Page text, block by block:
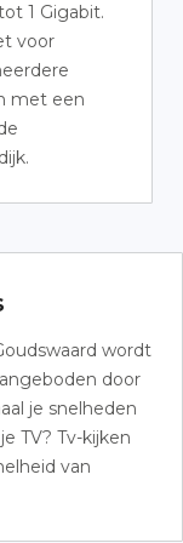
1 Gigabit.
voor
met een
wordt
door
je snelheden
TV? Tv-kijken
van